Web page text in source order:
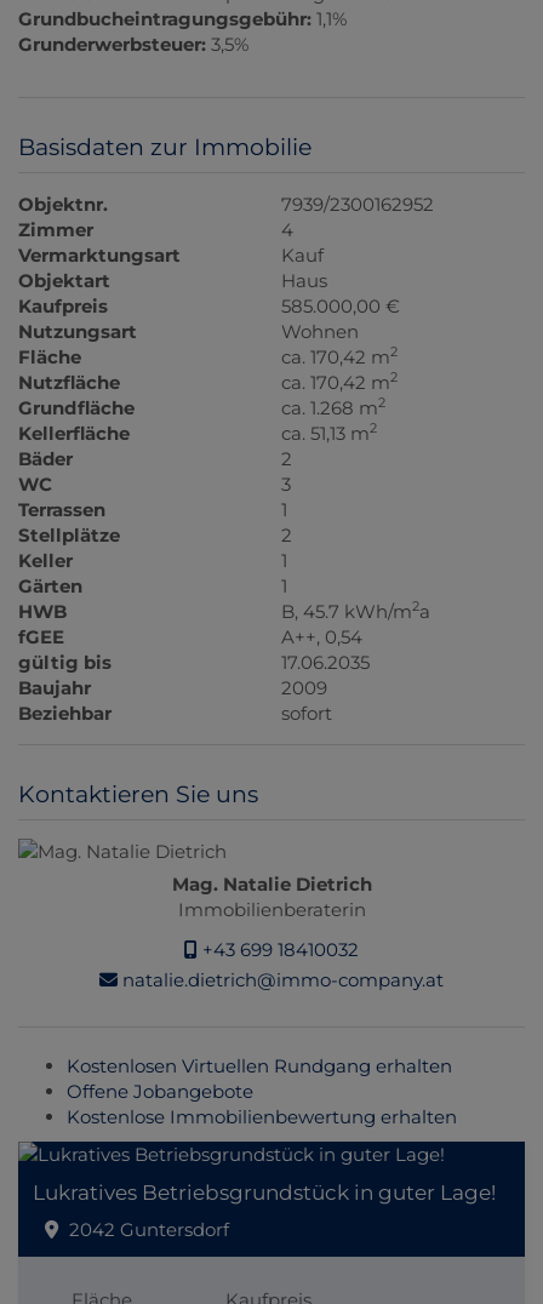
Grundbucheintragungsgebühr: 1,1%
Grunderwerbsteuer: 3,5%
Basisdaten zur Immobilie
Objektnr.
7939/2300162952
Zimmer
4
Vermarktungsart
Kauf
Objektart
Haus
Kaufpreis
585.000,00 €
Nutzungsart
Wohnen
Fläche
ca. 170,42 m2
Nutzfläche ca. 170,42 m2
Grundfläche ca. 1.268 m2
Kellerfläche ca. 51,13 m2
Bäder
2
WC
3
Terrassen
1
Stellplätze
2
Keller
1
Gärten
1
HWB
B, 45.7 kWh/m2a
fGEE
A++, 0,54
gültig bis
17.06.2035
Baujahr
2009
Beziehbar
sofort
Kontaktieren Sie uns
Mag. Natalie Dietrich
Immobilienberaterin
+43 699 18410032
natalie.dietrich@immo-company.at
Kostenlosen Virtuellen Rundgang erhalten
Offene Jobangebote
Kostenlose Immobilienbewertung erhalten
Lukratives Betriebsgrundstück in guter Lage!
2042 Guntersdorf
Fläche
Kaufpreis